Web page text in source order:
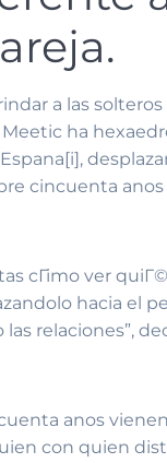
a las
ha
cincuenta
cГіmo ver
hacia el
relaciones”,
anos
con quien